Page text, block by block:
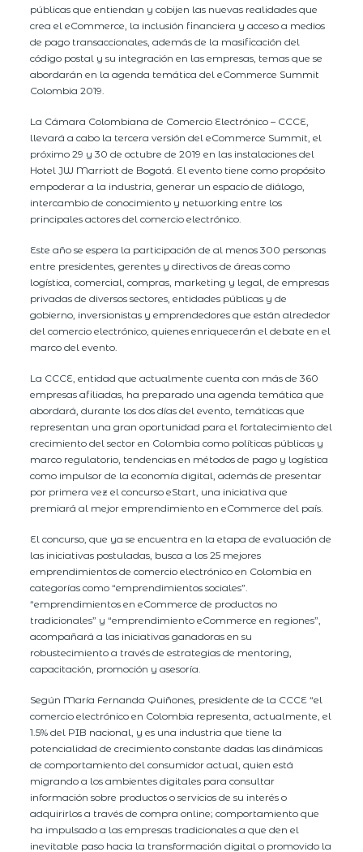
públicas que entiendan y cobijen las nuevas realidades que
crea el eCommerce, la inclusión financiera y acceso a medios
de pago transaccionales, además de la masificación del
código postal y su integración en las empresas, temas que se
abordarán en la agenda temática del eCommerce Summit
Colombia 2019.
La Cámara Colombiana de Comercio Electrónico – CCCE,
llevará a cabo la tercera versión del eCommerce Summit, el
próximo 29 y 30 de octubre de 2019 en las instalaciones del
Hotel JW Marriott de Bogotá. El evento tiene como propósito
empoderar a la industria, generar un espacio de diálogo,
intercambio de conocimiento y networking entre los
principales actores del comercio electrónico.
Este año se espera la participación de al menos 300 personas
entre presidentes, gerentes y directivos de áreas como
logística, comercial, compras, marketing y legal, de empresas
privadas de diversos sectores, entidades públicas y de
gobierno, inversionistas y emprendedores que están alrededor
del comercio electrónico, quienes enriquecerán el debate en el
marco del evento.
La CCCE, entidad que actualmente cuenta con más de 360
empresas afiliadas, ha preparado una agenda temática que
abordará, durante los dos días del evento, temáticas que
representan una gran oportunidad para el fortalecimiento del
crecimiento del sector en Colombia como políticas públicas y
marco regulatorio, tendencias en métodos de pago y logística
como impulsor de la economía digital, además de presentar
por primera vez el concurso eStart, una iniciativa que
premiará al mejor emprendimiento en eCommerce del país.
El concurso, que ya se encuentra en la etapa de evaluación de
las iniciativas postuladas, busca a los 25 mejores
emprendimientos de comercio electrónico en Colombia en
categorías como “emprendimientos sociales”.
“emprendimientos en eCommerce de productos no
tradicionales” y “emprendimiento eCommerce en regiones”,
acompañará a las iniciativas ganadoras en su
robustecimiento a través de estrategias de mentoring,
capacitación, promoción y asesoría.
Según María Fernanda Quiñones, presidente de la CCCE “el
comercio electrónico en Colombia representa, actualmente, el
1.5% del PIB nacional, y es una industria que tiene la
potencialidad de crecimiento constante dadas las dinámicas
de comportamiento del consumidor actual, quien está
migrando a los ambientes digitales para consultar
información sobre productos o servicios de su interés o
adquirirlos a través de compra online; comportamiento que
ha impulsado a las empresas tradicionales a que den el
inevitable paso hacia la transformación digital o promovido la